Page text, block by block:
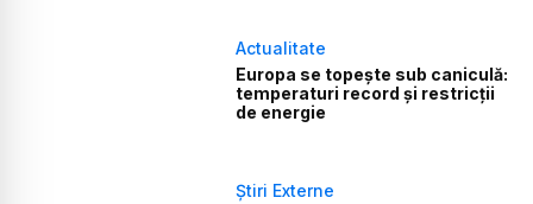
Actualitate
Europa se topește sub caniculă:
temperaturi record și restricții
de energie
Știri Externe